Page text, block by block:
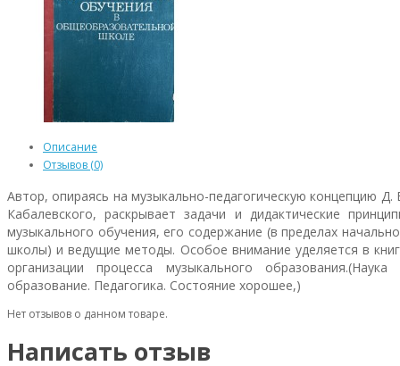
Описание
Отзывов (0)
Автор, опираясь на музыкально-педагогическую концепцию Д.
Кабалевского, раскрывает задачи и дидактические
музыкального обучения, его содержание (в пределах
школы) и ведущие методы. Особое внимание уделяется в
организации процесса музыкального образования.(Наука
образование. Педагогика. Состояние хорошее,)
Нет отзывов о данном товаре.
Написать отзыв